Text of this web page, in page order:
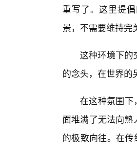
重写了。这里提
景，不需要维持完
这种环境下的
的念头，在世界的
在这种氛围下
面堆满了无法向
的极致向往。在